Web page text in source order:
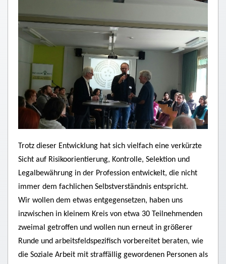
Trotz dieser Entwicklung hat sich vielfach eine verkürzte
Sicht auf Risikoorientierung, Kontrolle, Selektion und
Legalbewährung in der Profession entwickelt, die nicht
immer dem fachlichen Selbstverständnis entspricht.
Wir wollen dem etwas entgegensetzen, haben uns
inzwischen in kleinem Kreis von etwa 30 Teilnehmenden
zweimal getroffen und wollen nun erneut in größerer
Runde und arbeitsfeldspezifisch vorbereitet beraten, wie
die Soziale Arbeit mit straffällig gewordenen Personen als